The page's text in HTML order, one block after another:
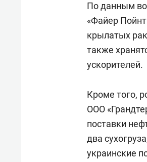
По данным
«Файер
крылатых
также
ускорителей.
Кроме того,
ООО
поставки
два
украинские